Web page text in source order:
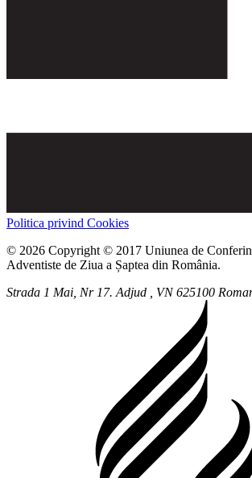
Politica privind Cookies
© 2026 Copyright © 2017 Uniunea de
Adventiste de Ziua a Șaptea din România.
Strada 1 Mai, Nr 17.Adjud , VN 625100